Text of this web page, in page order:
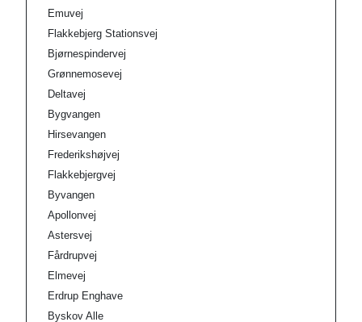
Emuvej
Flakkebjerg Stationsvej
Bjørnespindervej
Grønnemosevej
Deltavej
Bygvangen
Hirsevangen
Frederikshøjvej
Flakkebjergvej
Byvangen
Apollonvej
Astersvej
Fårdrupvej
Elmevej
Erdrup Enghave
Byskov Alle